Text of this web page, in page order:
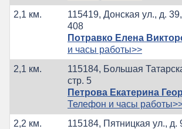
2,1 км.
115419, Донская ул., д.
408
Потравко Елена
и часы работы>>
2,1 км.
115184, Большая
стр. 5
Петрова Екатерина
Телефон и часы
2,2 км.
115184, Пятницкая ул., д.